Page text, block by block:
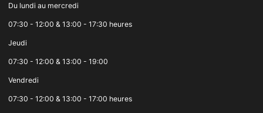
Du lundi au mercredi
07:30 - 12:00 & 13:00 - 17:30 heures
Jeudi
07:30 - 12:00 & 13:00 - 19:00
Vendredi
07:30 - 12:00 & 13:00 - 17:00 heures